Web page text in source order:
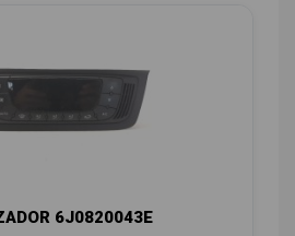
6J0820043E